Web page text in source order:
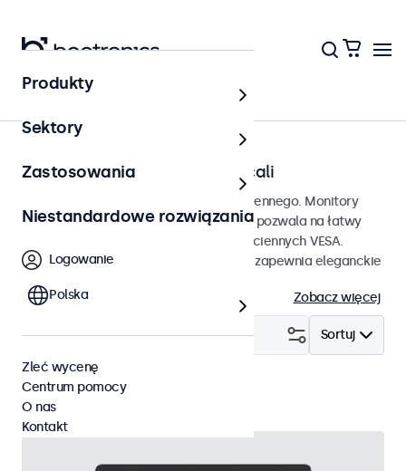
Strona główna
Monitory ścienne od 7 do 32 cali
Monitory przeznaczone do montażu ściennego. Monitory
zostały wyposażone w złącze VESA, co pozwala na łatwy
montaż na uniwersalnych uchwytach ściennych VESA.
Monitory mają smukłą obudowę, która zapewnia eleganckie
Zobacz więcej
Sortuj
Filtruj (3)
Ścienny Monitory 10 cali
Produkty
Sektory
Zastosowania
Niestandardowe rozwiązania
Logowanie
Polska
Zleć wycenę
Centrum pomocy
O nas
Kontakt